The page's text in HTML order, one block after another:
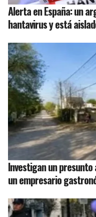
Alerta en España: un
hantavirus y está
Investigan un
un empresario